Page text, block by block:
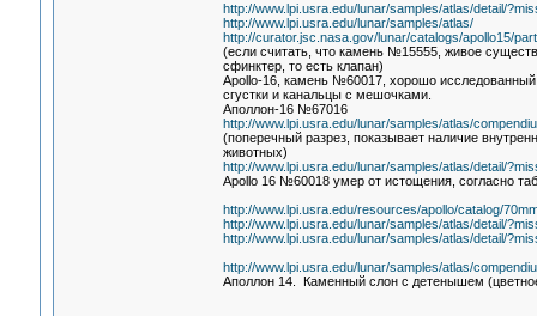
http://www.lpi.usra.edu/lunar/samples/atlas/detail/
http://www.lpi.usra.edu/lunar/samples/atlas/
http://curator.jsc.nasa.gov/lunar/catalogs/apollo15/
(если считать, что камень №15555, живое
сфинктер, то есть клапан)
Apollo-16, камень №60017, хорошо
сгустки и канальцы с мешочками.
Аполлон-16 №67016
http://www.lpi.usra.edu/lunar/samples/atlas/
(поперечный разрез, показывает наличие
животных)
http://www.lpi.usra.edu/lunar/samples/atlas/detail/
Apollo 16 №60018 умер от истощения, согласно
http://www.lpi.usra.edu/resources/apollo/catalog/
http://www.lpi.usra.edu/lunar/samples/atlas/detail/
http://www.lpi.usra.edu/lunar/samples/atlas/detail/
http://www.lpi.usra.edu/lunar/samples/atlas/
Аполлон 14. Каменный слон с детенышем